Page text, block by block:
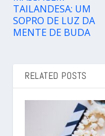
TAILANDESA: UM
SOPRO DE LUZ DA
MENTE DE BUDA
RELATED POSTS